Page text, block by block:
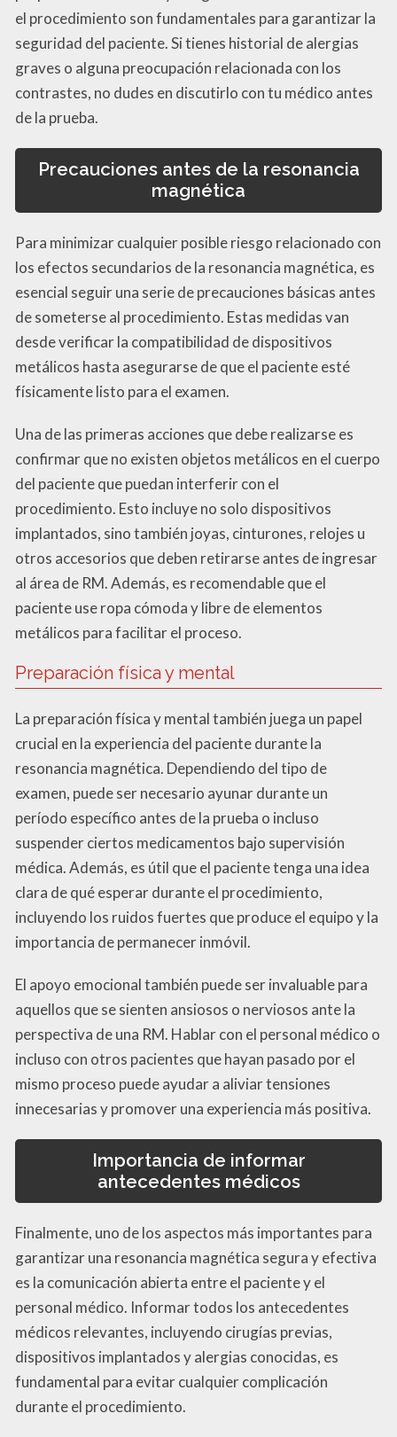
el procedimiento son fundamentales para garantizar la
seguridad del paciente. Si tienes historial de alergias
graves o alguna preocupación relacionada con los
contrastes, no dudes en discutirlo con tu médico antes
de la prueba.
Precauciones antes de la resonancia
magnética
Para minimizar cualquier posible riesgo relacionado con
los efectos secundarios de la resonancia magnética, es
esencial seguir una serie de precauciones básicas antes
de someterse al procedimiento. Estas medidas van
desde verificar la compatibilidad de dispositivos
metálicos hasta asegurarse de que el paciente esté
físicamente listo para el examen.
Una de las primeras acciones que debe realizarse es
confirmar que no existen objetos metálicos en el cuerpo
del paciente que puedan interferir con el
procedimiento. Esto incluye no solo dispositivos
implantados, sino también joyas, cinturones, relojes u
otros accesorios que deben retirarse antes de ingresar
al área de RM. Además, es recomendable que el
paciente use ropa cómoda y libre de elementos
metálicos para facilitar el proceso.
Preparación física y mental
La preparación física y mental también juega un papel
crucial en la experiencia del paciente durante la
resonancia magnética. Dependiendo del tipo de
examen, puede ser necesario ayunar durante un
período específico antes de la prueba o incluso
suspender ciertos medicamentos bajo supervisión
médica. Además, es útil que el paciente tenga una idea
clara de qué esperar durante el procedimiento,
incluyendo los ruidos fuertes que produce el equipo y la
importancia de permanecer inmóvil.
El apoyo emocional también puede ser invaluable para
aquellos que se sienten ansiosos o nerviosos ante la
perspectiva de una RM. Hablar con el personal médico o
incluso con otros pacientes que hayan pasado por el
mismo proceso puede ayudar a aliviar tensiones
innecesarias y promover una experiencia más positiva.
Importancia de informar
antecedentes médicos
Finalmente, uno de los aspectos más importantes para
garantizar una resonancia magnética segura y efectiva
es la comunicación abierta entre el paciente y el
personal médico. Informar todos los antecedentes
médicos relevantes, incluyendo cirugías previas,
dispositivos implantados y alergias conocidas, es
fundamental para evitar cualquier complicación
durante el procedimiento.